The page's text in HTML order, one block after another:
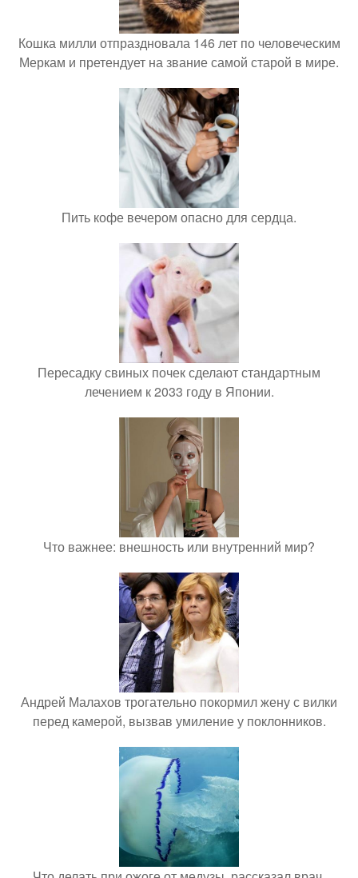
Кошка милли отпраздновала 146 лет по человеческим
Меркам и претендует на звание самой старой в мире.
Пить кофе вечером опасно для сердца.
Пересадку свиных почек сделают стандартным
лечением к 2033 году в Японии.
Что важнее: внешность или внутренний мир?
Андрей Малахов трогательно покормил жену с вилки
перед камерой, вызвав умиление у поклонников.